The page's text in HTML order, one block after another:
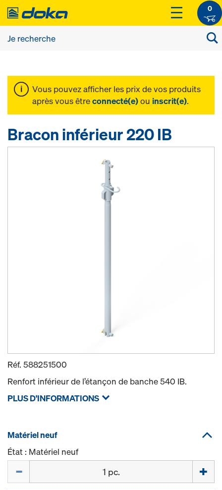
0
Vous pouvez afficher les prix de vos produits
après vous êtreconnecté(e)ou inscrit(e).
Bracon inférieur 220 IB
Réf. 588251500
Renfort inférieur de l’étançon de banche 540 IB.
PLUS D'INFORMATIONS
Matériel neuf
État : Matériel neuf